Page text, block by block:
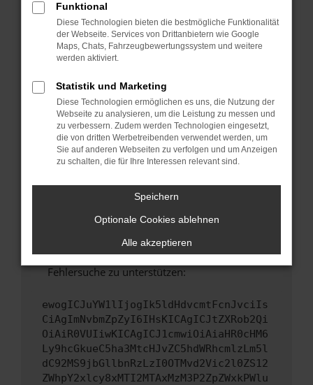
Fenster?
Starte dein Gerät neu.
Das kann manchmal helfen, vorübergehende
Probleme zu beheben.
Stelle sicher, dass dein Browser und dein
Betriebssystem auf dem neuesten Stand
sind.
Veraltete Software birgt nicht nur ein
Sicherheitsrisiko, sondern kann auch dazu
führen, dass bestimmte Funktionen nicht mehr
Wende dich an den Webseitenbetreiber.
hast, kontaktiere uns bitte. Wir werden
versuchen, das Problem zu beheben. Du kannst
uns diesen Text schicken, um uns bei der
Fehlersuche zu unterstützen:
ewogICJuYW1lIjogIk5ldHdvcmtFcnJvciIs
CiAgImNvbmZpZyI6IHsKICAgICJtZXRob2Qi
OiAiR0VUIiwKICAgICJ1cmwiOiAiaHR0cHM6
Ly9hcGkueC5ha3MtcHJvZC5hdWRhcmlzLm5l
dC92MS9jbGllbnRzLzI0OTMvd2Vic2l0ZS12
ZWhpY2xlcy8xMTI2MTAxMzM3P2ZpZWxkPWlu
Funktional
Diese Technologien bieten die bestmögliche Funktionalität
der Webseite. Services von Drittanbietern wie Google
Maps, Chats, Fahrzeugbewertungssystem und weitere
werden aktiviert.
Statistik und Marketing
Diese Technologien ermöglichen es uns, die Nutzung der
Webseite zu analysieren, um die Leistung zu messen und
zu verbessern. Zudem werden Technologien eingesetzt,
die von dritten Werbetreibenden verwendet werden, um
Sie auf anderen Webseiten zu verfolgen und um Anzeigen
zu schalten, die für Ihre Interessen relevant sind.
Speichern
Optionale Cookies ablehnen
Alle akzeptieren